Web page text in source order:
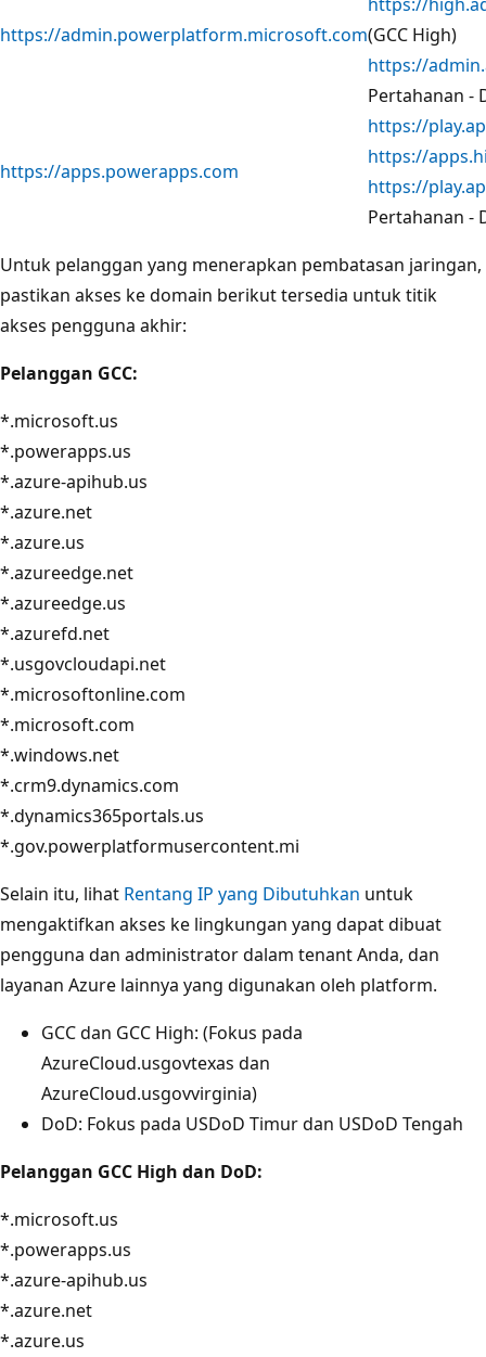
https://admin.powerplatform.microsoft.com(GCC High)
https://
Pertahanan -
https://apps.powerapps.com
https://
https://
https://
Pertahanan -
Untuk pelanggan yang menerapkan pembatasan jaringan,
pastikan akses ke domain berikut tersedia untuk titik
akses pengguna akhir:
Pelanggan GCC:
*.microsoft.us
*.powerapps.us
*.azure-apihub.us
*.azure.net
*.azure.us
*.azureedge.net
*.azureedge.us
*.azurefd.net
*.usgovcloudapi.net
*.microsoftonline.com
*.microsoft.com
*.windows.net
*.crm9.dynamics.com
*.dynamics365portals.us
*.gov.powerplatformusercontent.mi
Selain itu, lihat Rentang IP yang Dibutuhkan untuk
mengaktifkan akses ke lingkungan yang dapat dibuat
pengguna dan administrator dalam tenant Anda, dan
layanan Azure lainnya yang digunakan oleh platform.
GCC dan GCC High: (Fokus pada
AzureCloud.usgovtexas dan
AzureCloud.usgovvirginia)
DoD: Fokus pada USDoD Timur dan USDoD Tengah
Pelanggan GCC High dan DoD:
*.microsoft.us
*.powerapps.us
*.azure-apihub.us
*.azure.net
*.azure.us